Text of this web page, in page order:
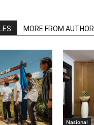
MORE FROM AUTHOR
Nasional